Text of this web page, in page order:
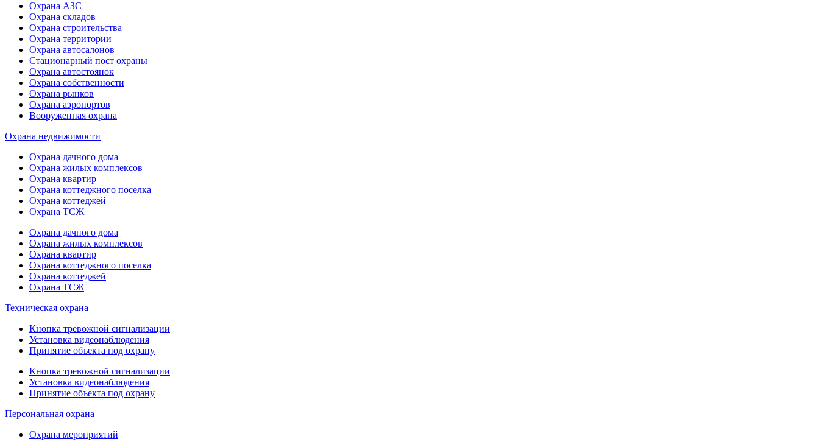
Охрана АЗС
Охрана складов
Охрана строительства
Охрана территории
Охрана автосалонов
Стационарный пост охраны
Охрана автостоянок
Охрана собственности
Охрана рынков
Охрана аэропортов
Вооруженная охрана
Охрана недвижимости
Охрана дачного дома
Охрана жилых комплексов
Охрана квартир
Охрана коттеджного поселка
Охрана коттеджей
Охрана ТСЖ
Охрана дачного дома
Охрана жилых комплексов
Охрана квартир
Охрана коттеджного поселка
Охрана коттеджей
Охрана ТСЖ
Техническая охрана
Кнопка тревожной сигнализации
Установка видеонаблюдения
Принятие объекта под охрану
Кнопка тревожной сигнализации
Установка видеонаблюдения
Принятие объекта под охрану
Персональная охрана
Охрана мероприятий